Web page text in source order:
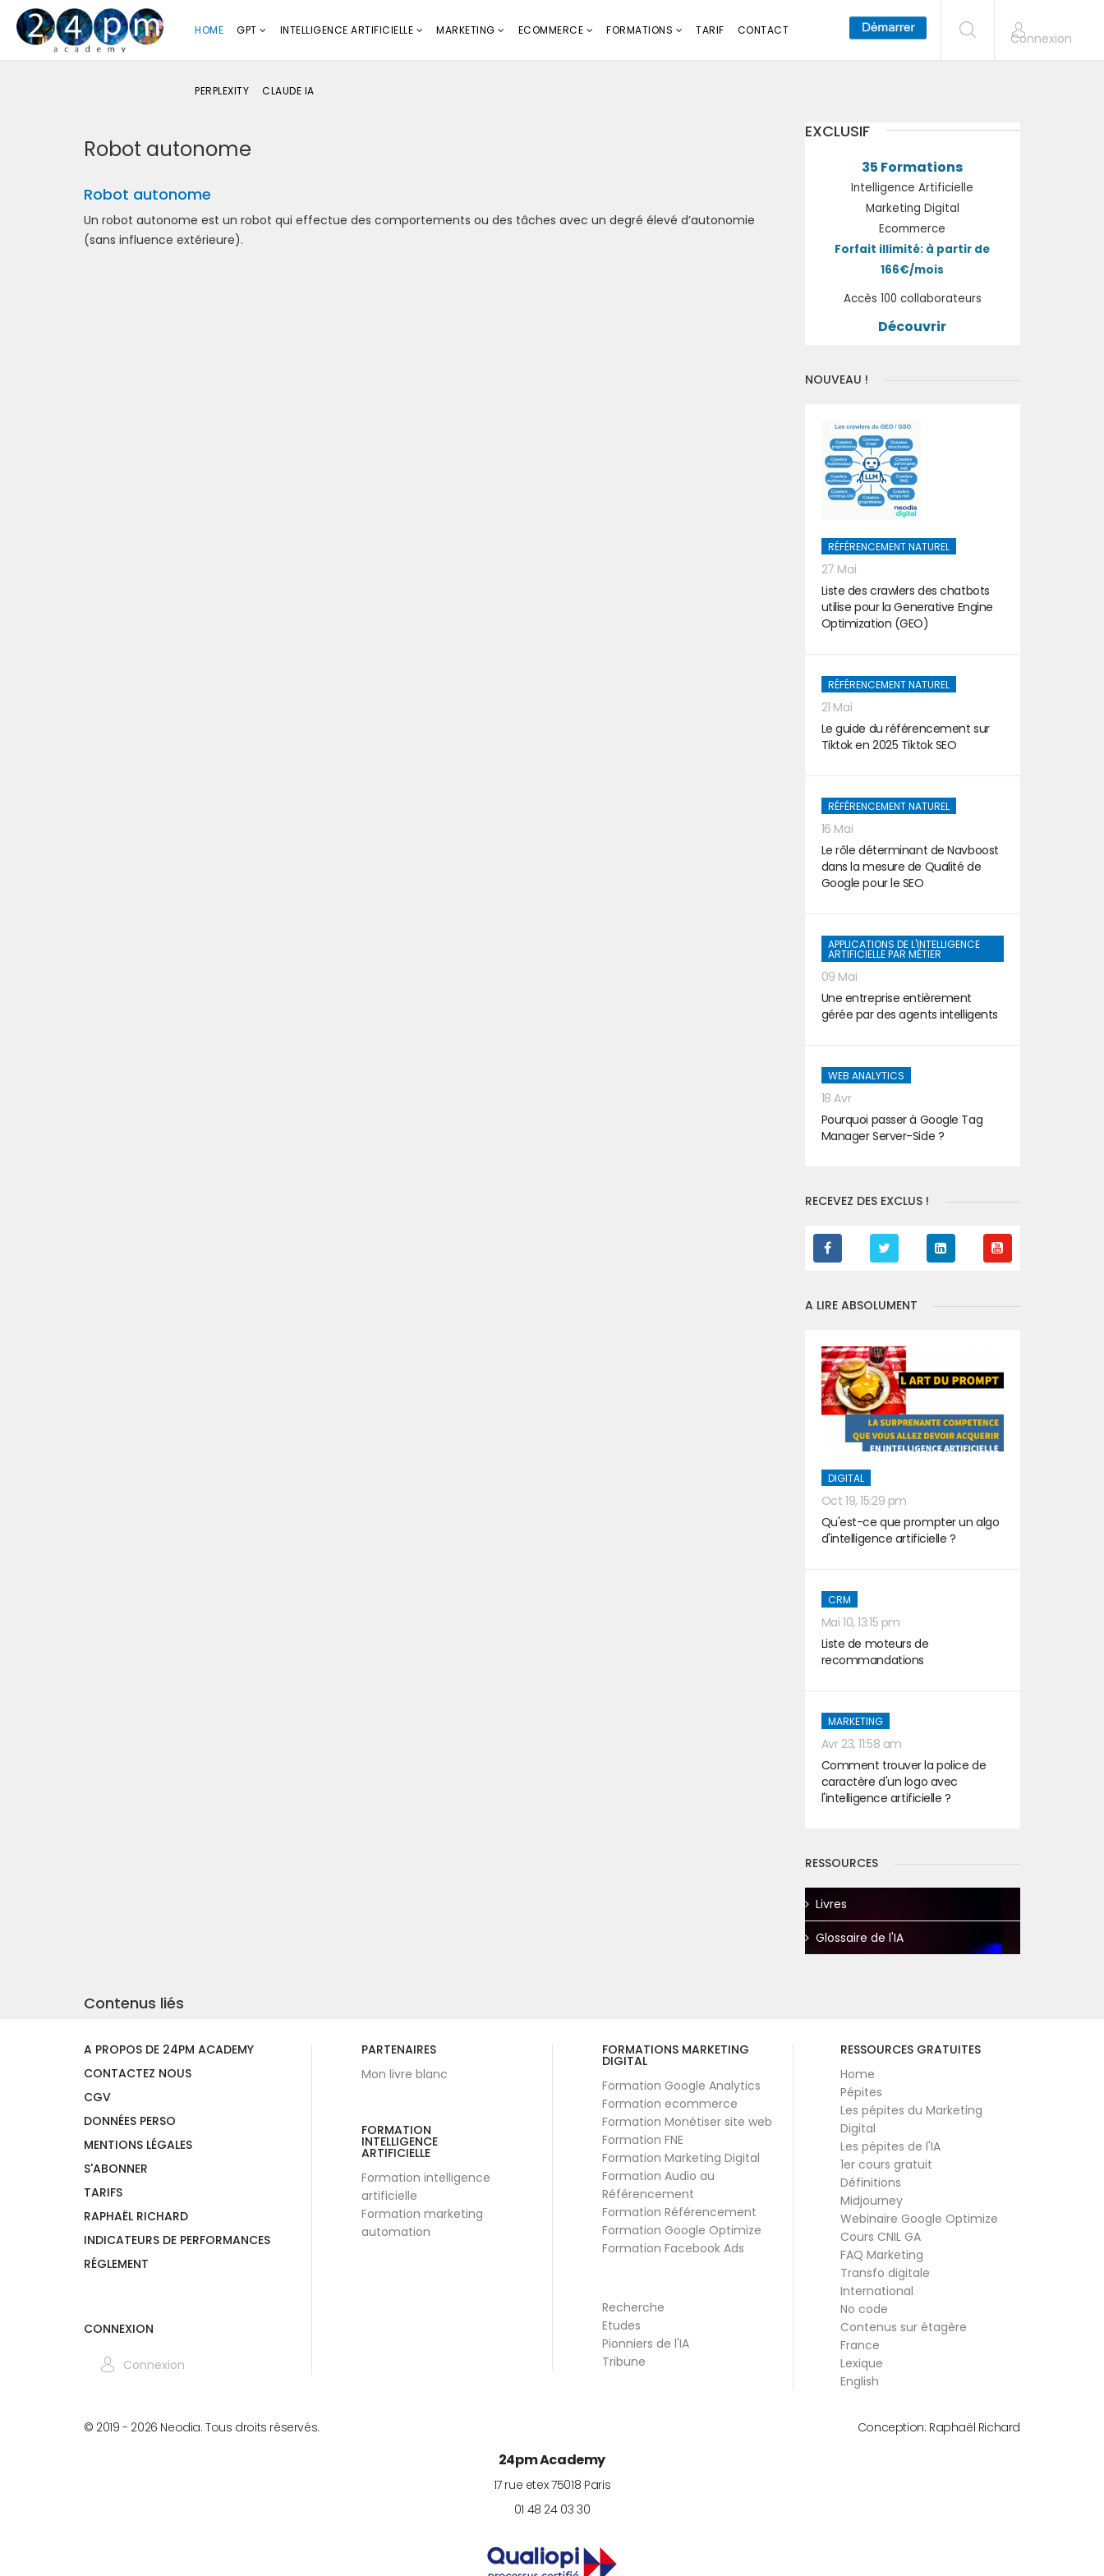
HOME GPT INTELLIGENCE ARTIFICIELLE MARKETING ECOMMERCE FORMATIONS TARIF CONTACT
PERPLEXITY CLAUDE IA
Connexion
Robot autonome
Robot autonome
Un robot autonome est un robot qui effectue des comportements ou des tâches avec un degré élevé d’autonomie
(sans influence extérieure).
EXCLUSIF
35 Formations
Intelligence Artificielle
Marketing Digital
Ecommerce
Forfait illimité: à partir de
166€/mois
Accès 100 collaborateurs
Découvrir
NOUVEAU !
RÉFÉRENCEMENT NATUREL
27 Mai
Liste des crawlers des chatbots
utilise pour la Generative Engine
Optimization (GEO)
RÉFÉRENCEMENT NATUREL
21 Mai
Le guide du référencement sur
Tiktok en 2025 Tiktok SEO
RÉFÉRENCEMENT NATUREL
16 Mai
Le rôle déterminant de Navboost
dans la mesure de Qualité de
Google pour le SEO
APPLICATIONS DE L'INTELLIGENCE
ARTIFICIELLE PAR MÉTIER
09 Mai
Une entreprise entièrement
gérée par des agents intelligents
WEB ANALYTICS
18 Avr
Pourquoi passer à Google Tag
Manager Server-Side ?
RECEVEZ DES EXCLUS !
A LIRE ABSOLUMENT
DIGITAL
Oct 19, 15:29 pm
Qu'est-ce que prompter un algo
d'intelligence artificielle ?
CRM
Mai 10, 13:15 pm
Liste de moteurs de
recommandations
MARKETING
Avr 23, 11:58 am
Comment trouver la police de
caractère d'un logo avec
l'intelligence artificielle ?
RESSOURCES
Livres
Glossaire de l'IA
Contenus liés
A PROPOS DE 24PM ACADEMY
CONTACTEZ NOUS
CGV
DONNÉES PERSO
MENTIONS LÉGALES
S'ABONNER
TARIFS
RAPHAËL RICHARD
INDICATEURS DE PERFORMANCES
RÉGLEMENT
CONNEXION
Connexion
PARTENAIRES
Mon livre blanc
FORMATION
INTELLIGENCE
ARTIFICIELLE
Formation intelligence
artificielle
Formation marketing
automation
FORMATIONS MARKETING
DIGITAL
Formation Google Analytics
Formation ecommerce
Formation Monétiser site web
Formation FNE
Formation Marketing Digital
Formation Audio au
Référencement
Formation Référencement
Formation Google Optimize
Formation Facebook Ads
Recherche
Etudes
Pionniers de l'IA
Tribune
RESSOURCES GRATUITES
Home
Pépites
Les pépites du Marketing
Digital
Les pépites de l'IA
1er cours gratuit
Définitions
Midjourney
Webinaire Google Optimize
Cours CNIL GA
FAQ Marketing
Transfo digitale
International
No code
Contenus sur étagère
France
Lexique
English
© 2019 - 2026 Neodia. Tous droits réservés. Conception: Raphaël Richard
24pm Academy
17 rue etex 75018 Paris
01 48 24 03 30